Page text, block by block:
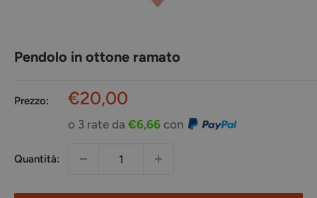
Pendolo in ottone ramato
Prezzo:
Prezzo
scontato
€20,00
o 3 rate da €6,66 con
Quantità: